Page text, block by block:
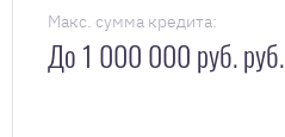
Макс. сумма кредита:
До 1 000 000 руб. руб.